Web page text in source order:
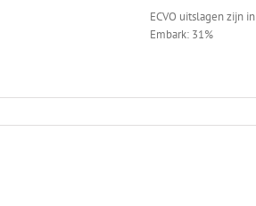
ECVO uitslagen zijn
Embark: 31%